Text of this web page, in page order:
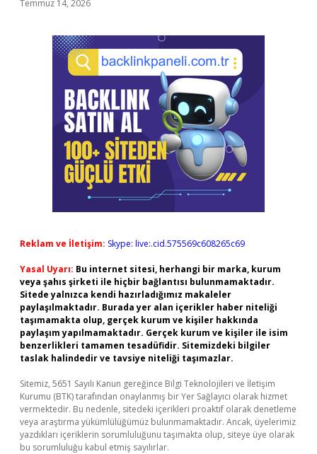
Temmuz 14, 2026
Reklam ve İletişim: Skype: live:.cid.575569c608265c69
Yasal Uyarı: Bu internet sitesi, herhangi bir marka, kurum
veya şahıs şirketi ile hiçbir bağlantısı bulunmamaktadır.
Sitede yalnızca kendi hazırladığımız makaleler
paylaşılmaktadır. Burada yer alan içerikler haber niteliği
taşımamakta olup, gerçek kurum ve kişiler hakkında
paylaşım yapılmamaktadır. Gerçek kurum ve kişiler ile isim
benzerlikleri tamamen tesadüfidir. Sitemizdeki bilgiler
taslak halindedir ve tavsiye niteliği taşımazlar.
Sitemiz, 5651 Sayılı Kanun gereğince Bilgi Teknolojileri ve İletişim
Kurumu (BTK) tarafından onaylanmış bir Yer Sağlayıcı olarak hizmet
vermektedir. Bu nedenle, sitedeki içerikleri proaktif olarak denetleme
veya araştırma yükümlülüğümüz bulunmamaktadır. Ancak, üyelerimiz
yazdıkları içeriklerin sorumluluğunu taşımakta olup, siteye üye olarak
bu sorumluluğu kabul etmiş sayılırlar.